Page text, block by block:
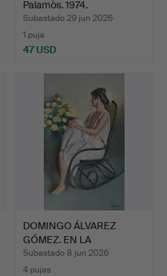
Palamòs. 1974.
Subastado 29 jun 2026
1 puja
47 USD
DOMINGO ÁLVAREZ
GÓMEZ. EN LA
MECEDORA. PAS…
Subastado 8 jun 2026
4 pujas